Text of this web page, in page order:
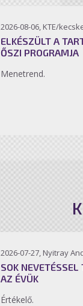
2026-08-06, KTE/
ELKÉSZÜLT A
ŐSZI PROGRAMJA
Menetrend.
2026-07-27, Nyitray
SOK NEVETÉSSEL
AZ ÉVÜK
Értékelő.